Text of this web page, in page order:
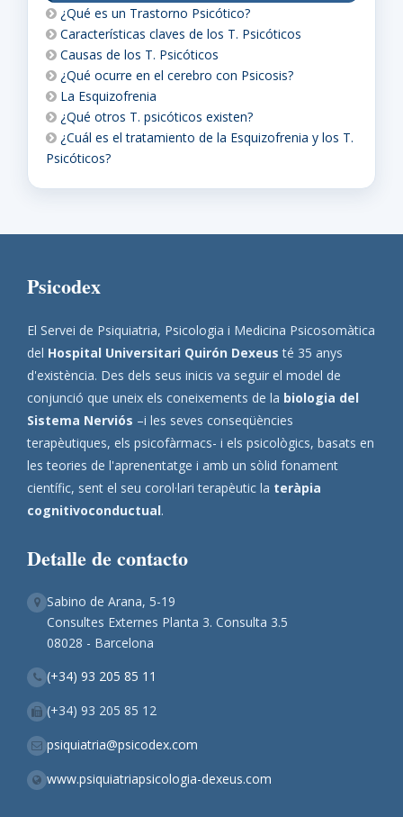
¿Qué es un Trastorno Psicótico?
Características claves de los T. Psicóticos
Causas de los T. Psicóticos
¿Qué ocurre en el cerebro con Psicosis?
La Esquizofrenia
¿Qué otros T. psicóticos existen?
¿Cuál es el tratamiento de la Esquizofrenia y los T.
Psicóticos?
Psicodex
El Servei de Psiquiatria, Psicologia i Medicina Psicosomàtica
del Hospital Universitari Quirón Dexeus té 35 anys
d'existència. Des dels seus inicis va seguir el model de
conjunció que uneix els coneixements de la biologia del
Sistema Nerviós –i les seves conseqüències
terapèutiques, els psicofàrmacs- i els psicològics, basats en
les teories de l'aprenentatge i amb un sòlid fonament
científic, sent el seu corol·lari terapèutic la teràpia
cognitivoconductual.
Detalle de contacto
Sabino de Arana, 5-19
Consultes Externes Planta 3. Consulta 3.5
08028 - Barcelona
(+34) 93 205 85 11
(+34) 93 205 85 12
psiquiatria@psicodex.com
www.psiquiatriapsicologia-dexeus.com